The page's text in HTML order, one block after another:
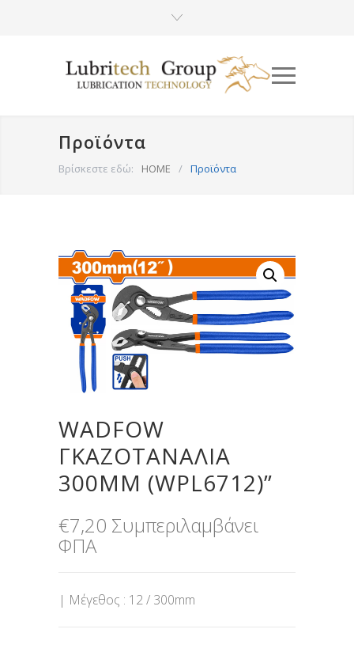
Προϊόντα
Βρίσκεστε εδώ: HOME / Προϊόντα
WADFOW
ΓΚΑΖΟΤΑΝΑΛΙΑ
300MM (WPL6712)”
€7,20 Συμπεριλαμβάνει
ΦΠΑ
| Μέγεθος : 12 / 300mm